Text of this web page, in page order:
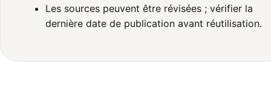
Les sources peuvent être révisées ; vérifier la
dernière date de publication avant réutilisation.